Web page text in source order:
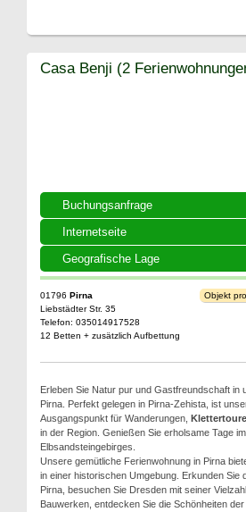
Buchungsanfrage
Internetseite
Geografische Lage
Casa Benji (2
01796 Pirna
Liebstädter Str. 35
Telefon: 035014917528
12 Betten + zusätzlich Aufbettung
Objekt
Erleben Sie Natur pur und Gastfreundschaft in
Pirna. Perfekt gelegen in Pirna-Zehista, ist
Ausgangspunkt für Wanderungen,
in der Region. Genießen Sie erholsame Tage
Elbsandsteingebirges.
Unsere gemütliche Ferienwohnung in Pirna
in einer historischen Umgebung. Erkunden Sie
Pirna, besuchen Sie Dresden mit seiner
Bauwerken, entdecken Sie die Schönheiten